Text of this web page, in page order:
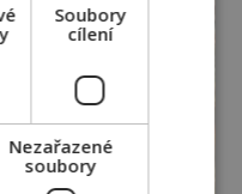
některé principy
dodnes. Úplně
Soubory
cílení
Nezařazené
soubory